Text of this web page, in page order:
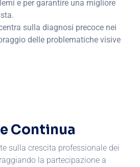
e per garantire una migliore
sulla diagnosi precoce nei
delle problematiche visive
Continua
sulla crescita professionale dei
la partecipazione a